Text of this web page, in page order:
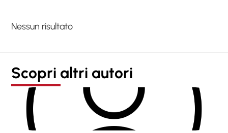
Nessun risultato
Scopri altri autori